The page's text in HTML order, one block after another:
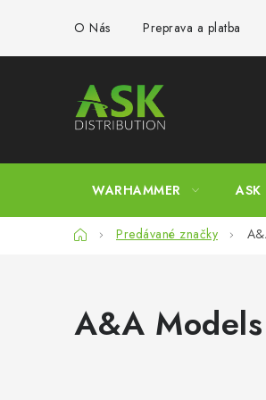
obsah
O Nás Preprava a platba
WARHAMMER ASK
DomovPredávané značky
A&A Models